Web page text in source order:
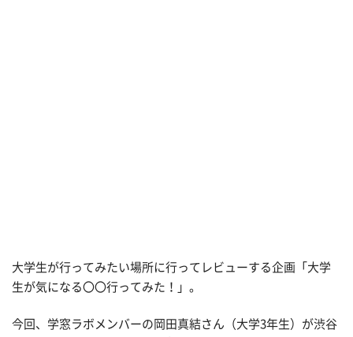
大学生が行ってみたい場所に行ってレビューする企画「大学
生が気になる〇〇行ってみた！」。
今回、学窓ラボメンバーの 岡田真結さん（大学3年生）が渋谷